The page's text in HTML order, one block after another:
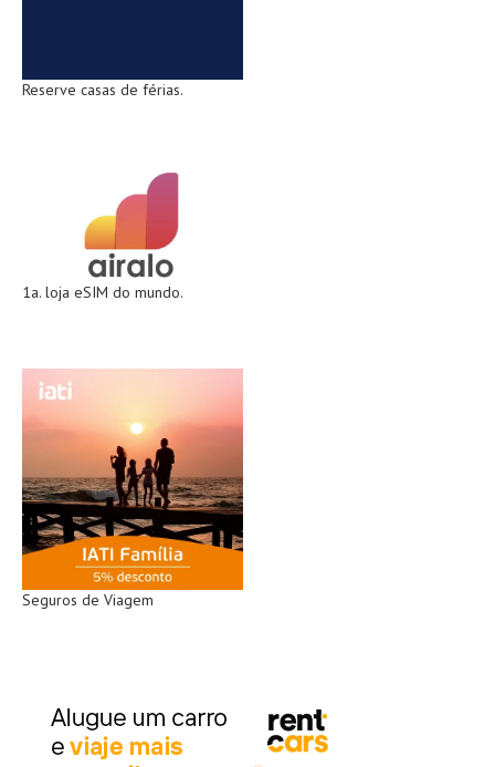
Reserve casas de férias.
1a. loja eSIM do mundo.
Seguros de Viagem